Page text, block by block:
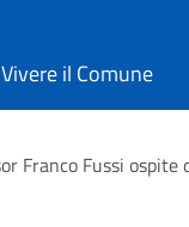
Vivere il Comune
Franco Fussi ospite